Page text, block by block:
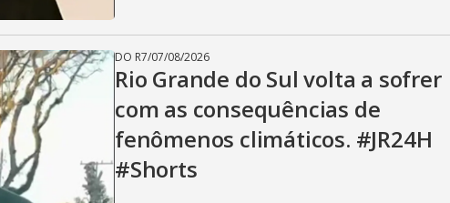
DO R7/07/08/2026
Rio Grande do Sul volta a sofrer
com as consequências de
fenômenos climáticos. #JR24H
#Shorts